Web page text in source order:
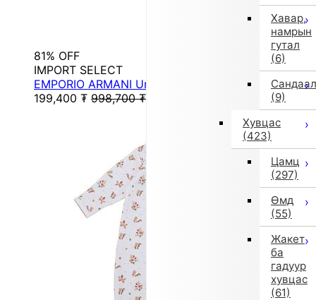
Хавар,
намрын
гутал
(6)
Сандаал
(9)
Хувцас
(423)
Цамц
(297)
Өмд
(55)
Жакет
ба
гадуур
хувцас
(61)
81% OFF
IMPORT SELECT
EMPORIO ARMANI Underwear Baby Underwear
199,400 ₮ 998,700 ₮